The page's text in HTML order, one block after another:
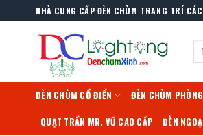
to
NHÀ CUNG CẤP ĐÈN CHÙM TRANG TRÍ
ĐÈN CHÙM CỔ ĐIỂN ĐÈN CHÙM
QUẠT TRẦN MR. VŨ CAO CẤP ĐÈN